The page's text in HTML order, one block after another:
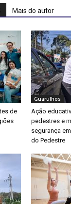
Mais do autor
de
Guarulhos
Ação
pedestres e
segurança
do Pedestre